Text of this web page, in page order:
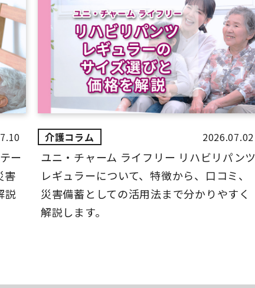
ー
害
説
2026.07.02
ユニ・チャーム ライフリー リハビリパンツ
レギュラーについて、特徴から、口コミ、
災害備蓄としての活用法まで分かりやすく
解説します。